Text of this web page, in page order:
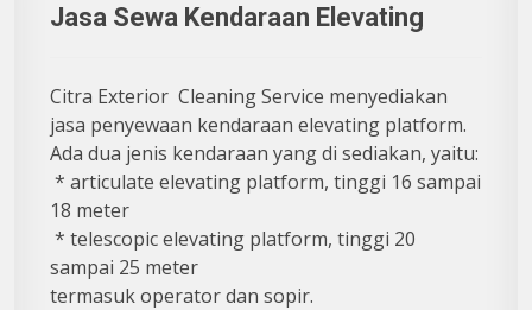
Jasa Sewa Kendaraan Elevating
Citra Exterior Cleaning Service menyediakan
jasa penyewaan kendaraan elevating platform.
Ada dua jenis kendaraan yang di sediakan, yaitu:
* articulate elevating platform, tinggi 16 sampai
18 meter
* telescopic elevating platform, tinggi 20
sampai 25 meter
termasuk operator dan sopir.